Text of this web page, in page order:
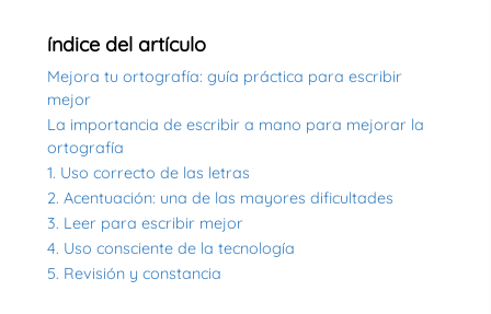
índice del artículo
Mejora tu ortografía: guía práctica para escribir
mejor
La importancia de escribir a mano para mejorar la
ortografía
1. Uso correcto de las letras
2. Acentuación: una de las mayores dificultades
3. Leer para escribir mejor
4. Uso consciente de la tecnología
5. Revisión y constancia